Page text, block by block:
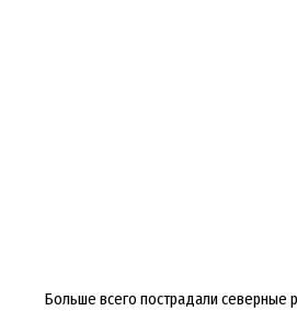
Больше всего пострадали северные